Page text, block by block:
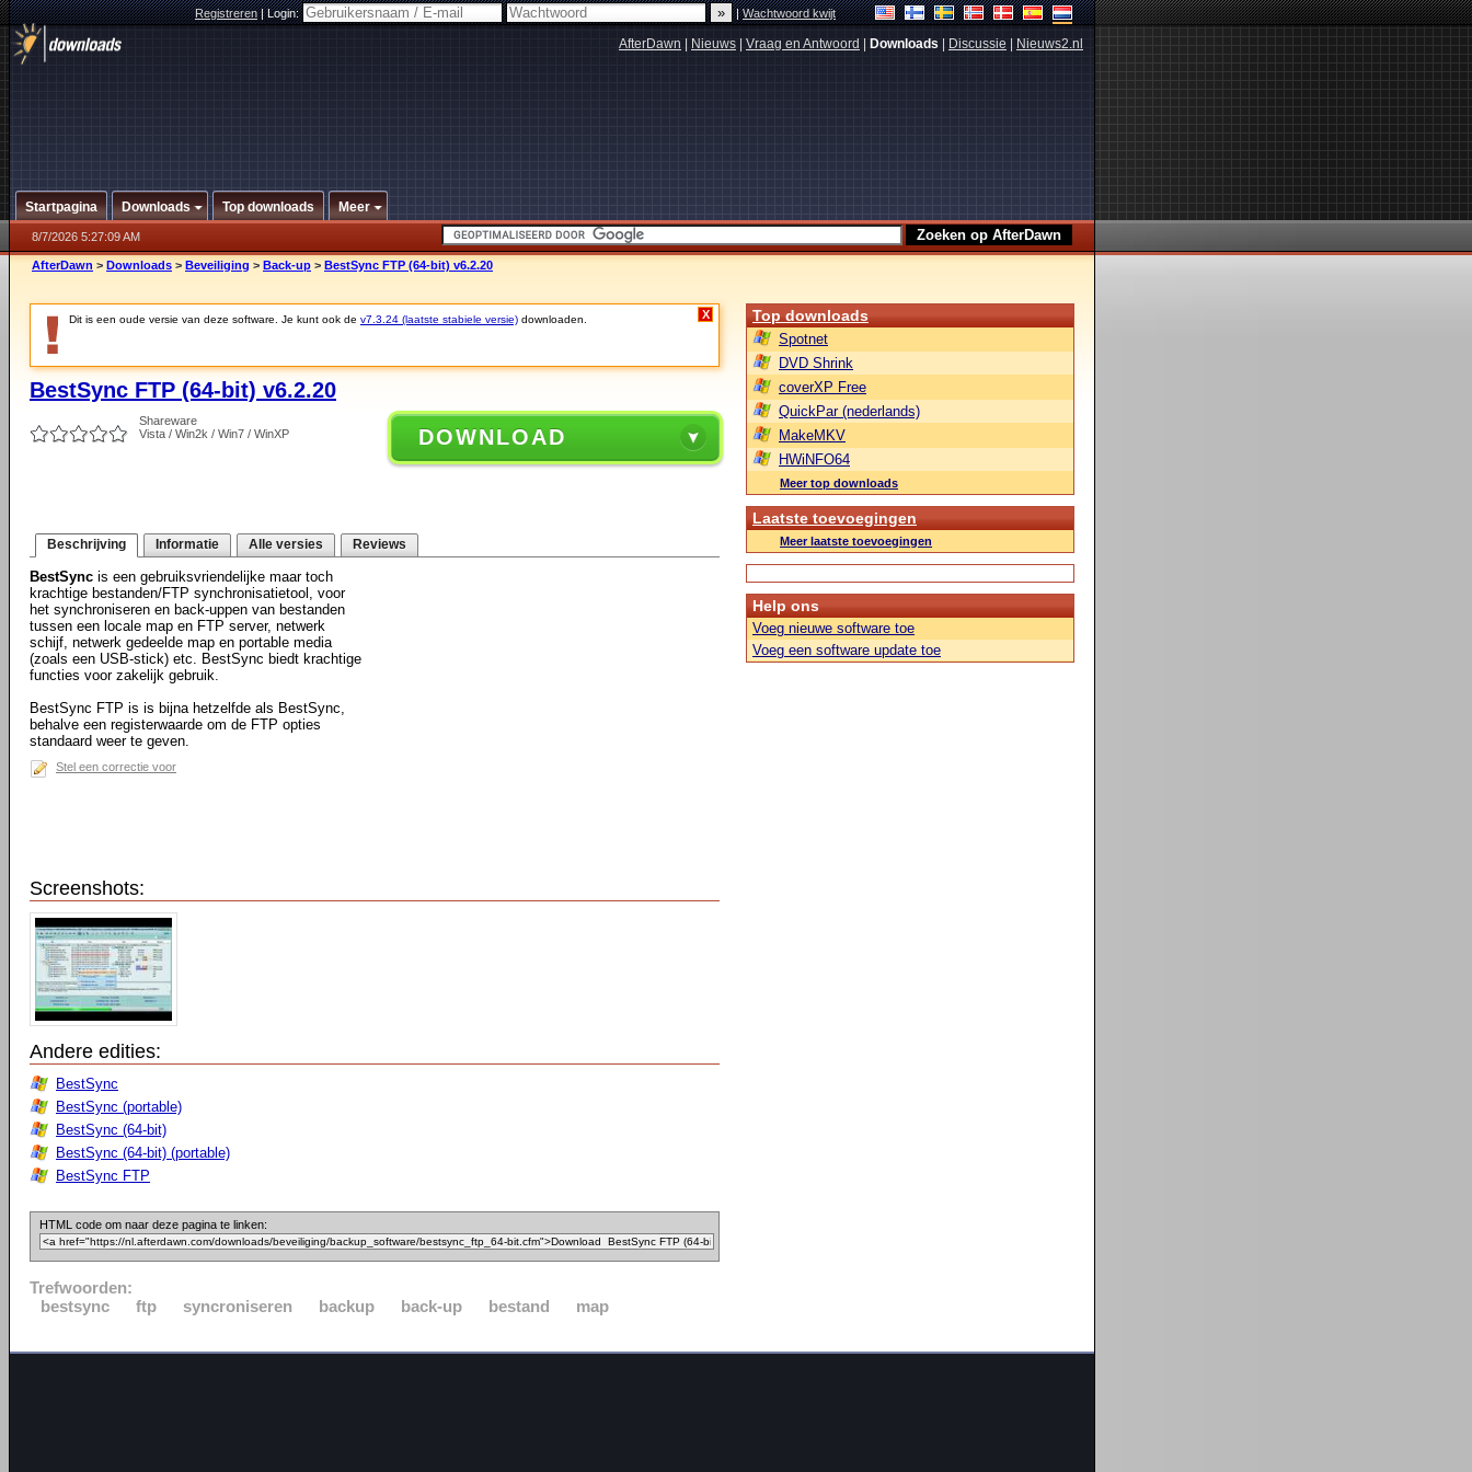
Registreren|Login: |Wachtwoord kwijt
AfterDawn Nieuws Vraag en Antwoord Downloads Discussie Nieuws2.nl
Startpagina Downloads Top downloads Meer
8/7/2026 5:27:09 AM
AfterDawn > Downloads > Beveiliging > Back-up > BestSync FTP (64-bit) v6.2.20
Dit is een oude versie van deze software. Je kunt ook de v7.3.24 (laatste stabiele versie) downloaden. X
BestSync FTP (64-bit) v6.2.20
Shareware
Vista / Win2k / Win7 / WinXP
DOWNLOAD
Beschrijving Informatie Alle versies Reviews
BestSync is een gebruiksvriendelijke maar toch
krachtige bestanden/FTP synchronisatietool, voor
het synchroniseren en back-uppen van bestanden
tussen een locale map en FTP server, netwerk
schijf, netwerk gedeelde map en portable media
(zoals een USB-stick) etc. BestSync biedt krachtige
functies voor zakelijk gebruik.
BestSync FTP is is bijna hetzelfde als BestSync,
behalve een registerwaarde om de FTP opties
standaard weer te geven.
Stel een correctie voor
Screenshots:
Andere edities:
BestSync
BestSync (portable)
BestSync (64-bit)
BestSync (64-bit) (portable)
BestSync FTP
HTML code om naar deze pagina te linken:
Trefwoorden:
bestsync
ftp syncroniseren backup back-up bestand map
Top downloads
Spotnet
DVD Shrink
coverXP Free
QuickPar (nederlands)
MakeMKV
HWiNFO64
Meer top downloads
Laatste toevoegingen
Meer laatste toevoegingen
Help ons
Voeg nieuwe software toe
Voeg een software update toe